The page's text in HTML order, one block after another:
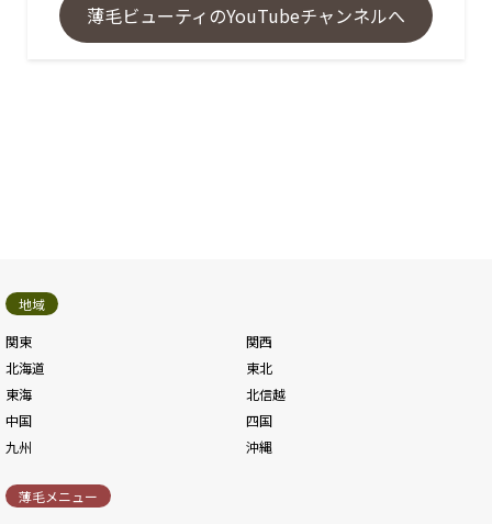
薄毛ビューティのYouTubeチャンネルへ
地域
関東
関西
北海道
東北
東海
北信越
中国
四国
九州
沖縄
薄毛メニュー